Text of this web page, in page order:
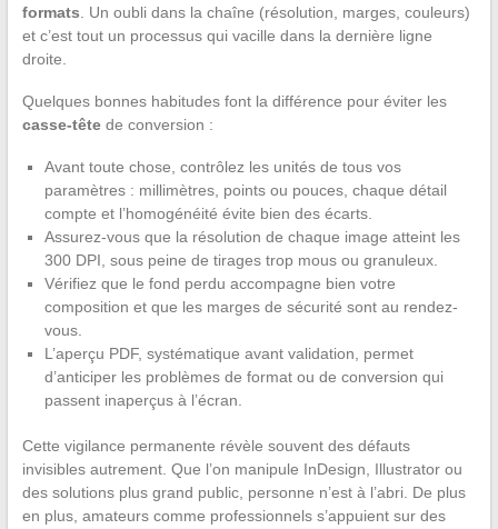
formats . Un oubli dans la chaîne (résolution, marges, couleurs)
et c’est tout un processus qui vacille dans la dernière ligne
droite.
Quelques bonnes habitudes font la différence pour éviter les
casse-têtede conversion :
Avant toute chose, contrôlez les unités de tous vos
paramètres : millimètres, points ou pouces, chaque détail
compte et l’homogénéité évite bien des écarts.
Assurez-vous que la résolution de chaque image atteint les
300 DPI, sous peine de tirages trop mous ou granuleux.
Vérifiez que le fond perdu accompagne bien votre
composition et que les marges de sécurité sont au rendez-
vous.
L’aperçu PDF, systématique avant validation, permet
d’anticiper les problèmes de format ou de conversion qui
passent inaperçus à l’écran.
Cette vigilance permanente révèle souvent des défauts
invisibles autrement. Que l’on manipule InDesign, Illustrator ou
des solutions plus grand public, personne n’est à l’abri. De plus
en plus, amateurs comme professionnels s’appuient sur des